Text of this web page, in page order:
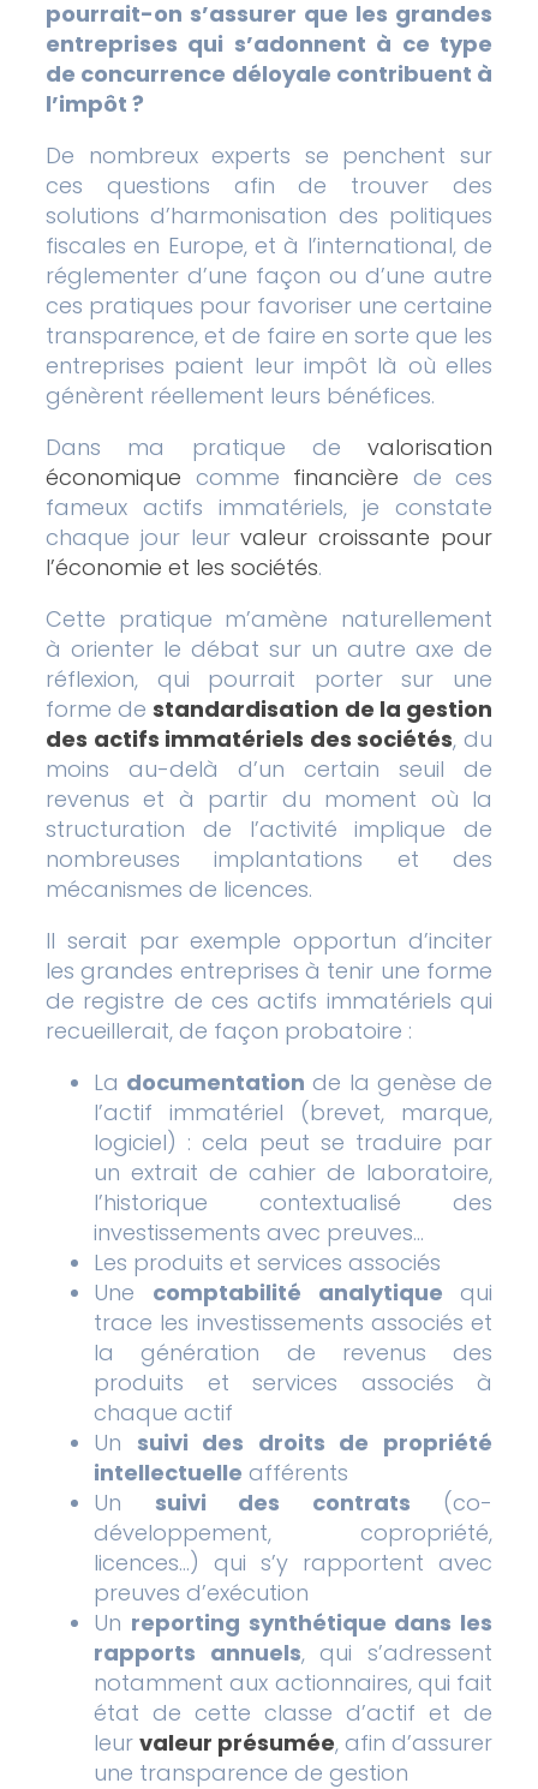
pourrait-on s’assurer que les grandes
entreprises qui s’adonnent à ce type
de concurrence déloyale contribuent à
l’impôt ?
De nombreux experts se penchent sur
ces questions afin de trouver des
solutions d’harmonisation des politiques
fiscales en Europe, et à l’international, de
réglementer d’une façon ou d’une autre
ces pratiques pour favoriser une certaine
transparence, et de faire en sorte que les
entreprises paient leur impôt là où elles
génèrent réellement leurs bénéfices.
Dans ma pratique de valorisation
économique comme financière de ces
fameux actifs immatériels, je constate
chaque jour leurvaleur croissante pour
l’économie et les sociétés.
Cette pratique m’amène naturellement
à orienter le débat sur un autre axe de
réflexion, qui pourrait porter sur une
forme destandardisation de la gestion
des actifs immatériels des sociétés, du
moins au-delà d’un certain seuil de
revenus et à partir du moment où la
structuration de l’activité implique de
nombreuses implantations et des
mécanismes de licences.
Il serait par exemple opportun d’inciter
les grandes entreprises à tenir une forme
de registre de ces actifs immatériels qui
recueillerait, de façon probatoire :
La documentation de la genèse de
l’actif immatériel (brevet, marque,
logiciel) : cela peut se traduire par
un extrait de cahier de laboratoire,
l’historique contextualisé des
investissements avec preuves…
Les produits et services associés
Une comptabilité analytique qui
trace les investissements associés et
la génération de revenus des
produits et services associés à
chaque actif
Un suivi des droits de propriété
intellectuelle afférents
Un suivi des contrats (co-
développement, copropriété,
licences…) qui s’y rapportent avec
preuves d’exécution
Un reporting synthétique dans les
rapports annuels, qui s’adressent
notamment aux actionnaires, qui fait
état de cette classe d’actif et de
leur valeur présumée, afin d’assurer
une transparence de gestion